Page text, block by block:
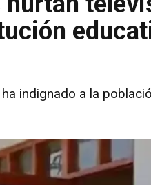
indignado a la